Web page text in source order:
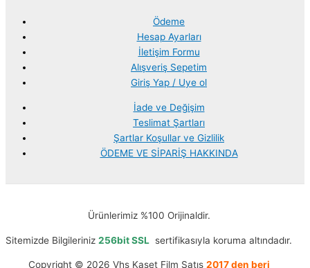
Ödeme
Hesap Ayarları
İletişim Formu
Alışveriş Sepetim
Giriş Yap / Uye ol
İade ve Değişim
Teslimat Şartları
Şartlar Koşullar ve Gizlilik
ÖDEME VE SİPARİŞ HAKKINDA
Ürünlerimiz %100 Orijinaldir.
Sitemizde Bilgileriniz 256bit SSL sertifikasıyla koruma altındadır.
Copyright © 2026 Vhs Kaset Film Satış 2017 den beri